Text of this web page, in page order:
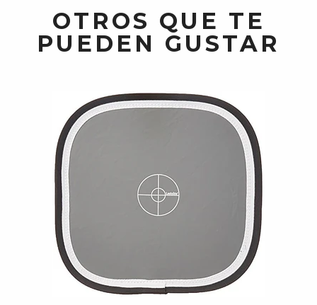
OTROS QUE TE
PUEDEN GUSTAR